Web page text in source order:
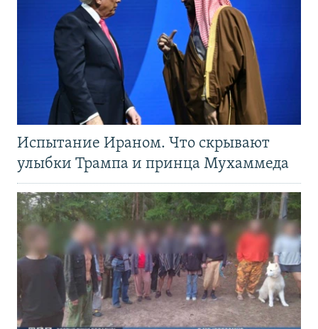
Испытание Ираном. Что скрывают
улыбки Трампа и принца Мухаммеда